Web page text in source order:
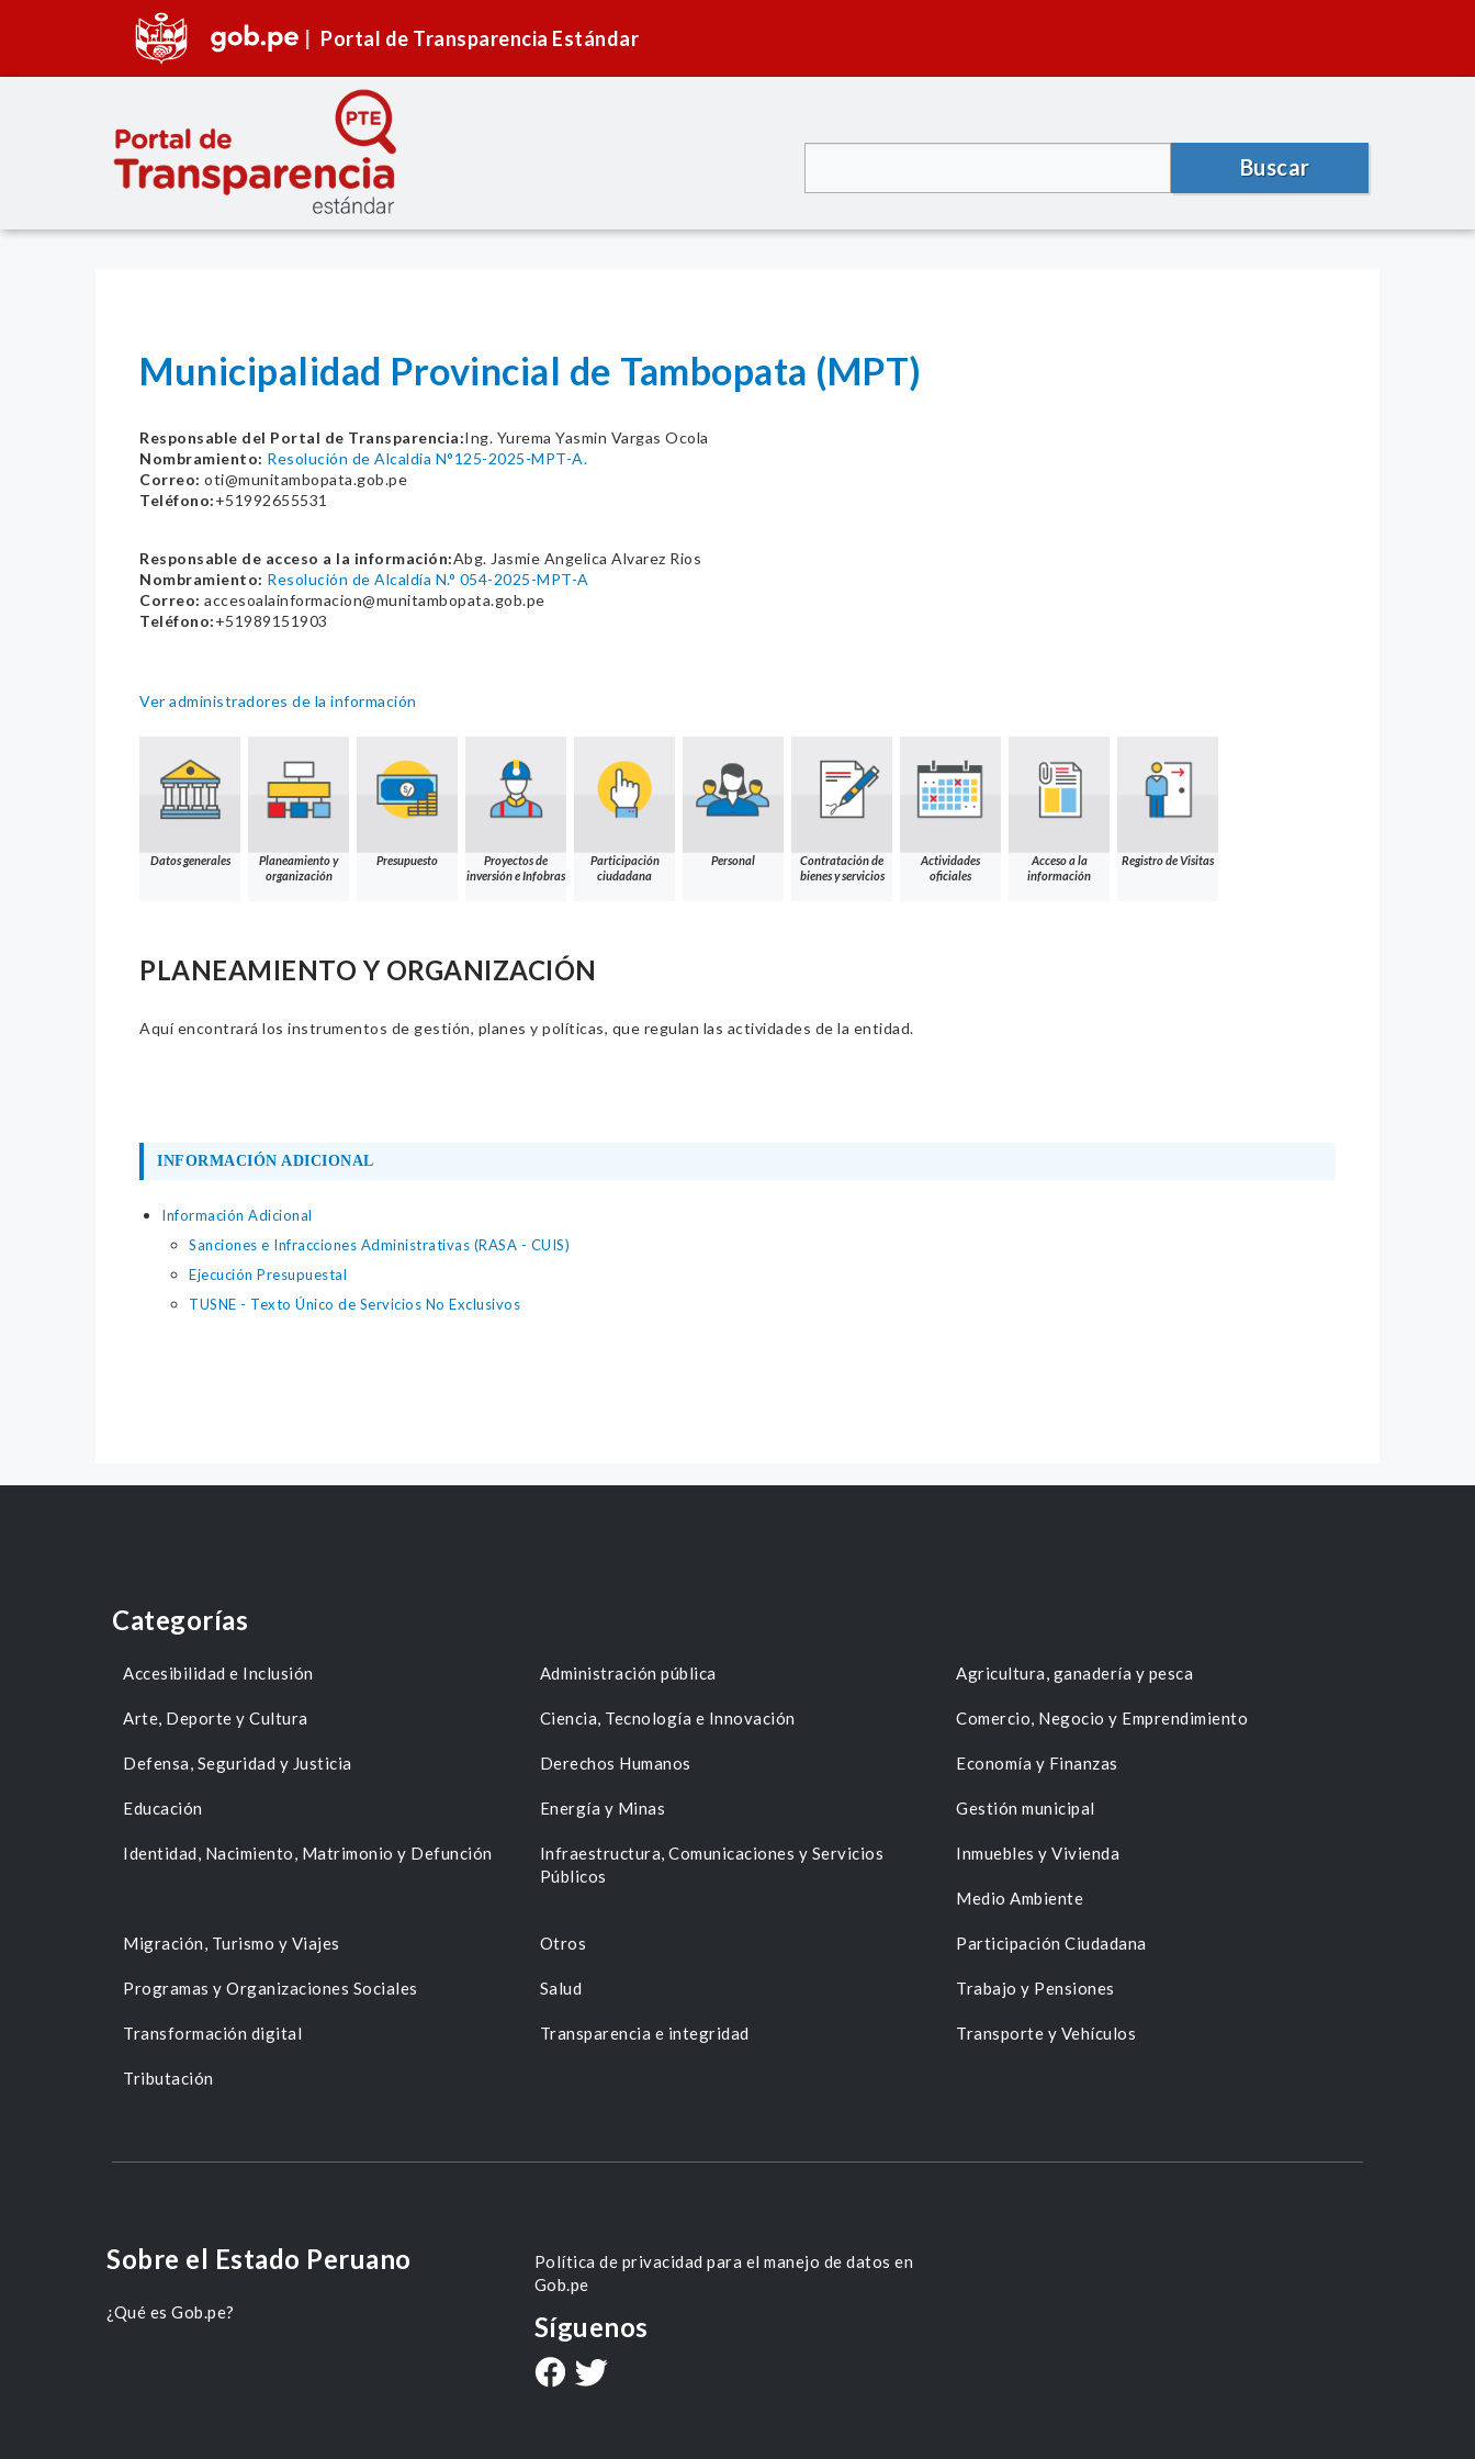
Portal de Transparencia Estándar
Buscar
Municipalidad Provincial de Tambopata (MPT)
Responsable del Portal de Transparencia:Ing. Yurema Yasmin Vargas Ocola
Nombramiento: Resolución de Alcaldia N°125-2025-MPT-A.
Correo: oti@munitambopata.gob.pe
Teléfono:+51992655531
Responsable de acceso a la información:Abg. Jasmie Angelica Alvarez Rios
Nombramiento: Resolución de Alcaldía N.° 054-2025-MPT-A
Correo: accesoalainformacion@munitambopata.gob.pe
Teléfono:+51989151903
Ver administradores de la información
Datos generales
Planeamiento y
organización
Presupuesto
Proyectos de
inversión e Infobras
Participación
ciudadana
Personal
Contratación de
bienes y servicios
Actividades
oficiales
Acceso a la
información
Registro de Visitas
PLANEAMIENTO Y ORGANIZACIÓN
Aquí encontrará los instrumentos de gestión, planes y políticas, que regulan las actividades de la entidad.
INFORMACIÓN ADICIONAL
Información Adicional
Sanciones e Infracciones Administrativas (RASA - CUIS)
Ejecución Presupuestal
TUSNE - Texto Único de Servicios No Exclusivos
Categorías
Accesibilidad e Inclusión Administración pública Agricultura, ganadería y pesca
Arte, Deporte y Cultura Ciencia, Tecnología e Innovación Comercio, Negocio y Emprendimiento
Defensa, Seguridad y Justicia Derechos Humanos Economía y Finanzas
Educación Energía y Minas Gestión municipal
Identidad, Nacimiento, Matrimonio y Defunción
Infraestructura, Comunicaciones y Servicios
Públicos
Inmuebles y Vivienda
Medio Ambiente
Migración, Turismo y Viajes Otros Participación Ciudadana
Programas y Organizaciones Sociales Salud Trabajo y Pensiones
Transformación digital Transparencia e integridad Transporte y Vehículos
Tributación
Sobre el Estado Peruano
¿Qué es Gob.pe?
Política de privacidad para el manejo de datos en
Gob.pe
Síguenos